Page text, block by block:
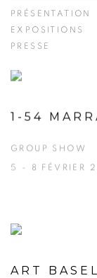
PRÉSENTATION
EXPOSITIONS
PRESSE
1-54
GROUP SHOW
5 - 8 FÉVRIER
ART